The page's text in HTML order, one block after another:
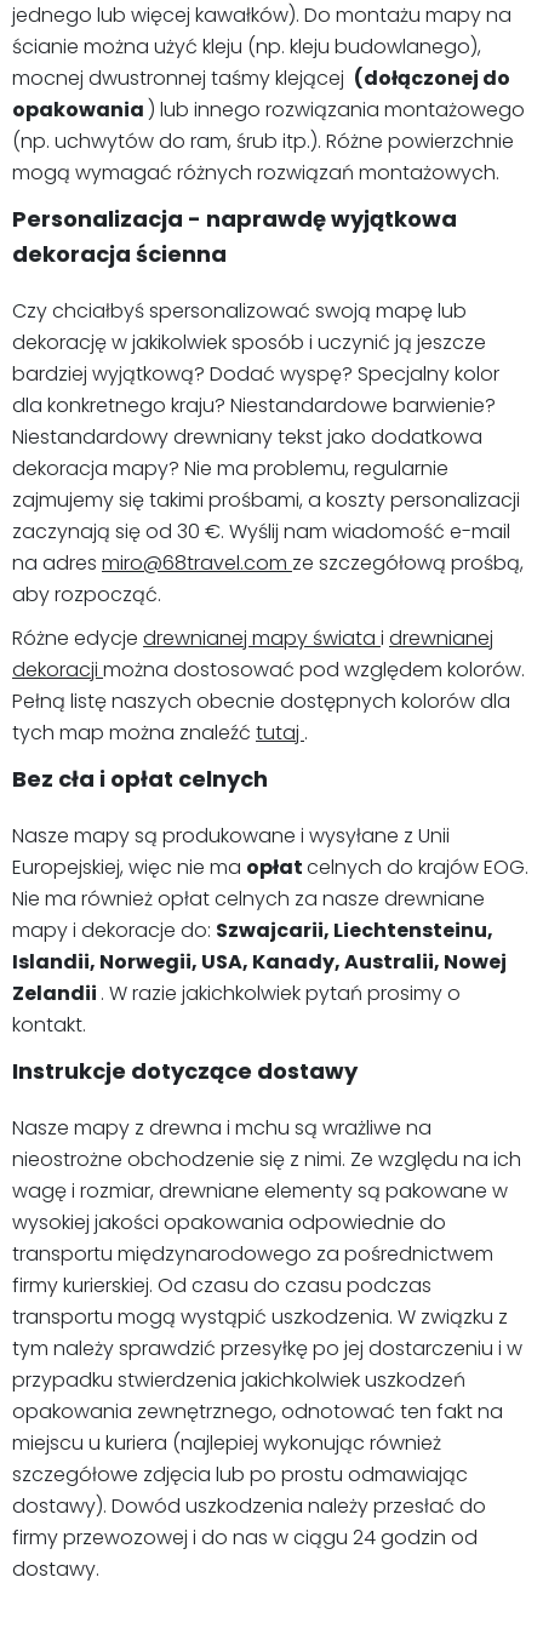
jednego lub więcej kawałków). Do montażu mapy na
ścianie można użyć kleju (np. kleju budowlanego),
mocnej dwustronnej taśmy klejącej (dołączonej do
opakowania ) lub innego rozwiązania montażowego
(np. uchwytów do ram, śrub itp.). Różne powierzchnie
mogą wymagać różnych rozwiązań montażowych.
Personalizacja - naprawdę wyjątkowa
dekoracja ścienna
Czy chciałbyś spersonalizować swoją mapę lub
dekorację w jakikolwiek sposób i uczynić ją jeszcze
bardziej wyjątkową? Dodać wyspę? Specjalny kolor
dla konkretnego kraju? Niestandardowe barwienie?
Niestandardowy drewniany tekst jako dodatkowa
dekoracja mapy? Nie ma problemu, regularnie
zajmujemy się takimi prośbami, a koszty personalizacji
zaczynają się od 30 €. Wyślij nam wiadomość e-mail
na adres miro@68travel.com ze szczegółową prośbą,
aby rozpocząć.
Różne edycje drewnianej mapy świata i drewnianej
dekoracji można dostosować pod względem kolorów.
Pełną listę naszych obecnie dostępnych kolorów dla
tych map można znaleźć tutaj .
Bez cła i opłat celnych
Nasze mapy są produkowane i wysyłane z Unii
Europejskiej, więc nie ma opłatcelnych do krajów EOG.
Nie ma również opłat celnych za nasze drewniane
mapy i dekoracje do: Szwajcarii, Liechtensteinu,
Islandii, Norwegii, USA, Kanady, Australii, Nowej
Zelandii . W razie jakichkolwiek pytań prosimy o
kontakt.
Instrukcje dotyczące dostawy
Nasze mapy z drewna i mchu są wrażliwe na
nieostrożne obchodzenie się z nimi. Ze względu na ich
wagę i rozmiar, drewniane elementy są pakowane w
wysokiej jakości opakowania odpowiednie do
transportu międzynarodowego za pośrednictwem
firmy kurierskiej. Od czasu do czasu podczas
transportu mogą wystąpić uszkodzenia. W związku z
tym należy sprawdzić przesyłkę po jej dostarczeniu i w
przypadku stwierdzenia jakichkolwiek uszkodzeń
opakowania zewnętrznego, odnotować ten fakt na
miejscu u kuriera (najlepiej wykonując również
szczegółowe zdjęcia lub po prostu odmawiając
dostawy). Dowód uszkodzenia należy przesłać do
firmy przewozowej i do nas w ciągu 24 godzin od
dostawy.